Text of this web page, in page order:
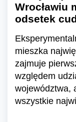
Wrocławiu
odsetek
mieszka
zajmuje
względem
województwa,
wszystkie